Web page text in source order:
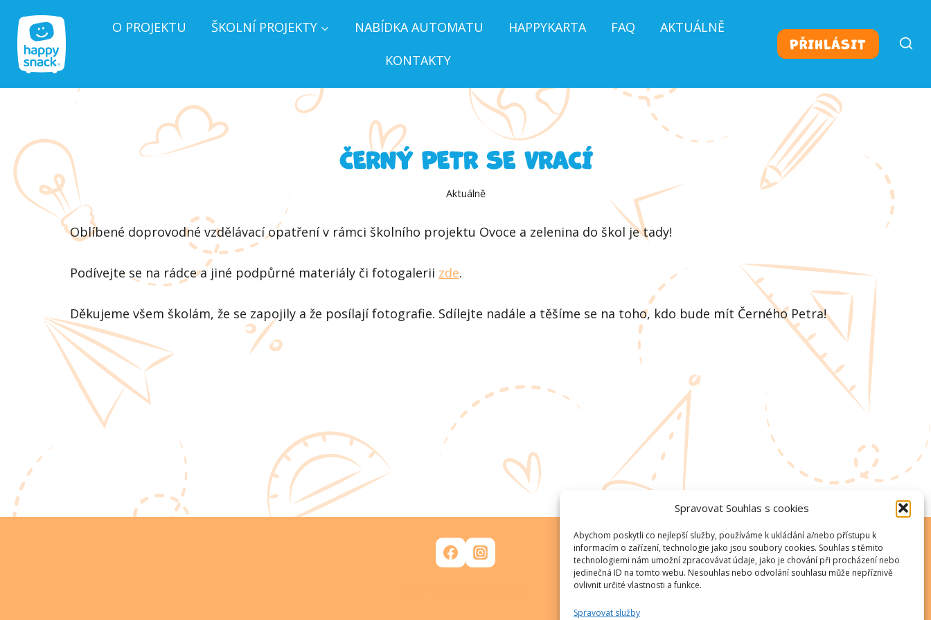
Spravovat Souhlas s cookies
Abychom poskytli co nejlepší služby, používáme k ukládání a/nebo přístupu k
informacím o zařízení, technologie jako jsou soubory cookies. Souhlas s těmito
technologiemi nám umožní zpracovávat údaje, jako je chování při procházení nebo
jedinečná ID na tomto webu. Nesouhlas nebo odvolání souhlasu může nepříznivě
ovlivnit určité vlastnosti a funkce.
Spravovat služby
obsah
O PROJEKTU ŠKOLNÍ PROJEKTY NABÍDKA AUTOMATU HAPPYKARTA FAQ AKTUÁLNĚ
KONTAKTY
PŘIHLÁSIT
ČERNÝ PETR SE VRACÍ
Aktuálně
Oblíbené doprovodné vzdělávací opatření v rámci školního projektu Ovoce a zelenina do škol je tady!
Podívejte se na rádce a jiné podpůrné materiály či fotogalerii zde.
Děkujeme všem školám, že se zapojily a že posílají fotografie. Sdílejte nadále a těšíme se na toho, kdo bude mít Černého Petra!